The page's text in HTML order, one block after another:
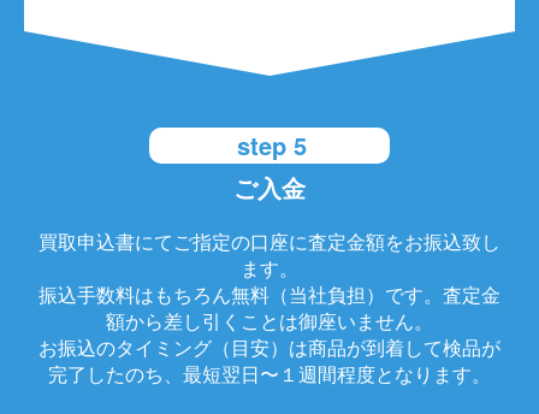
step 5
ご入金
買取申込書にてご指定の口座に査定金額をお振込致し
ます。
振込手数料はもちろん無料（当社負担）です。査定金
額から差し引くことは御座いません。
お振込のタイミング（目安）は商品が到着して検品が
完了したのち、最短翌日〜１週間程度となります。